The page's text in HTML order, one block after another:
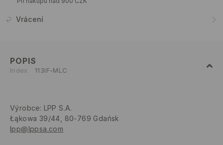
Vrácení
POPIS
Index 113IF-MLC
Výrobce: LPP S.A.
Łąkowa 39/44, 80-769 Gdańsk
lpp@lppsa.com